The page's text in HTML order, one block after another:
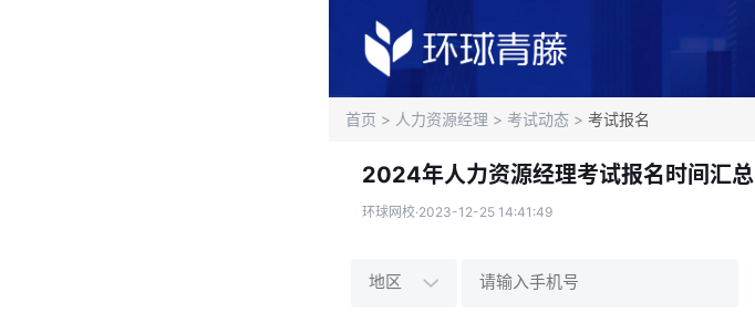
首页 > 人力资源经理 > 考试动态 > 考试报名
2024年人力资源经理考试报名时间汇总
环球网校·2023-12-25 14:41:49